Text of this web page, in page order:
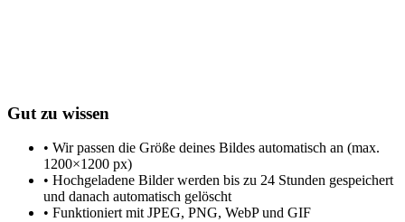
Gut zu wissen
• Wir passen die Größe deines Bildes automatisch an (max.
1200×1200 px)
• Hochgeladene Bilder werden bis zu 24 Stunden gespeichert
und danach automatisch gelöscht
• Funktioniert mit JPEG, PNG, WebP und GIF